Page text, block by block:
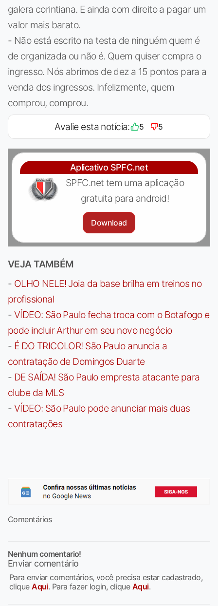
galera corintiana. E ainda com direito a pagar um
valor mais barato.
- Não está escrito na testa de ninguém quem é
de organizada ou não é. Quem quiser compra o
ingresso. Nós abrimos de dez a 15 pontos para a
venda dos ingressos. Infelizmente, quem
comprou, comprou.
Avalie esta notícia: 5 5
Aplicativo SPFC.net
SPFC.net tem uma aplicação
gratuita para android!
Download
VEJA TAMBÉM
- OLHO NELE! Joia da base brilha em treinos no
profissional
- VÍDEO: São Paulo fecha troca com o Botafogo e
pode incluir Arthur em seu novo negócio
- É DO TRICOLOR! São Paulo anuncia a
contratação de Domingos Duarte
- DE SAÍDA! São Paulo empresta atacante para
clube da MLS
- VÍDEO: São Paulo pode anunciar mais duas
contratações
Comentários
Nenhum comentario!
Enviar comentário
Para enviar comentários, você precisa estar cadastrado,
cliqueAqui. Para fazer login, clique Aqui.